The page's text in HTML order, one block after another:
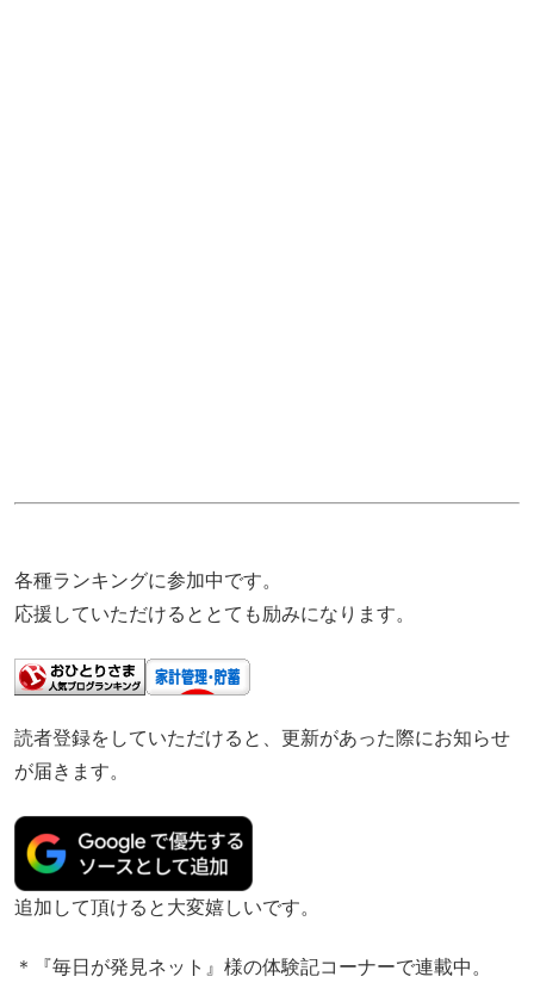
各種ランキングに参加中です。
応援していただけるととても励みになります。
読者登録をしていただけると、更新があった際にお知らせ
が届きます。
追加して頂けると大変嬉しいです。
＊『毎日が発見ネット』様の体験記コーナーで連載中。